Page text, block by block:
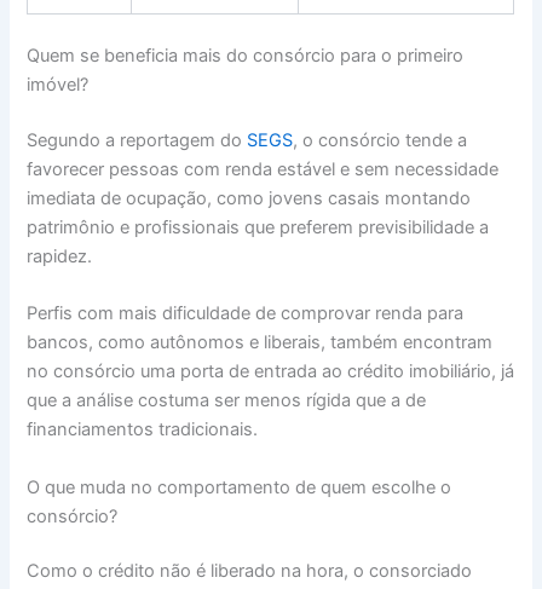
Quem se beneficia mais do consórcio para o primeiro
imóvel?
Segundo a reportagem do SEGS, o consórcio tende a
favorecer pessoas com renda estável e sem necessidade
imediata de ocupação, como jovens casais montando
patrimônio e profissionais que preferem previsibilidade a
rapidez.
Perfis com mais dificuldade de comprovar renda para
bancos, como autônomos e liberais, também encontram
no consórcio uma porta de entrada ao crédito imobiliário, já
que a análise costuma ser menos rígida que a de
financiamentos tradicionais.
O que muda no comportamento de quem escolhe o
consórcio?
Como o crédito não é liberado na hora, o consorciado